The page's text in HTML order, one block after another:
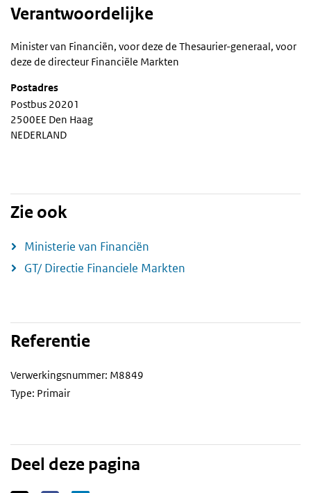
Verantwoordelijke
Minister van Financiën, voor deze de Thesaurier-generaal, voor
deze de directeur Financiële Markten
Postadres
Postbus 20201
2500EE Den Haag
NEDERLAND
Zie ook
Ministerie van Financiën
GT/ Directie Financiele Markten
Referentie
Verwerkingsnummer: M8849
Type: Primair
Deel deze pagina